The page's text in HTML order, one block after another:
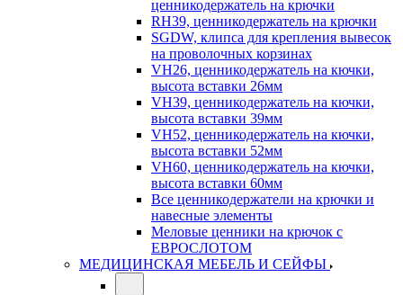
ценникодержатель на крючки
RH39, ценникодержатель на крючки
SGDW, клипса для крепления вывесок
на проволочных корзинах
VH26, ценникодержатель на кючки,
высота вставки 26мм
VH39, ценникодержатель на кючки,
высота вставки 39мм
VH52, ценникодержатель на кючки,
высота вставки 52мм
VH60, ценникодержатель на кючки,
высота вставки 60мм
Все ценникодержатели на крючки и
навесные элементы
Меловые ценники на крючок с
ЕВРОСЛОТОМ
МЕДИЦИНСКАЯ МЕБЕЛЬ И СЕЙФЫ